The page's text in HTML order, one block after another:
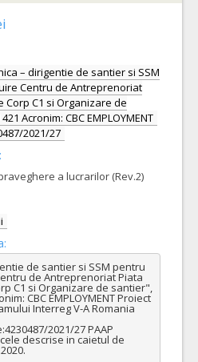
– dirigentie de santier si SSM
Centru de Antreprenoriat
Corp C1 si Organizare de
Acronim: CBC EMPLOYMENT
2021/27
a lucrarilor (Rev.2)
de santier si SSM pentru
de Antreprenoriat Piata
C1 si Organizare de santier",
CBC EMPLOYMENT Proiect
Interreg V-A Romania
2021/27 PAAP
descrise in caietul de